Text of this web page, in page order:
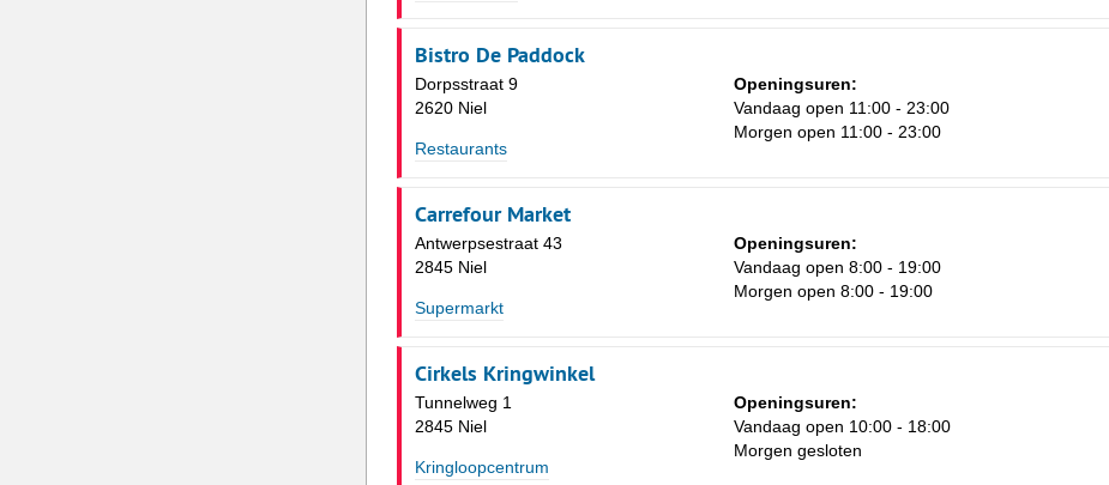
Bistro De Paddock
Dorpsstraat 9
2620 Niel
Restaurants
Openingsuren:
Vandaag open 11:00 - 23:00
Morgen open 11:00 - 23:00
Carrefour Market
Antwerpsestraat 43
2845 Niel
Supermarkt
Openingsuren:
Vandaag open 8:00 - 19:00
Morgen open 8:00 - 19:00
Cirkels Kringwinkel
Tunnelweg 1
2845 Niel
Kringloopcentrum
Openingsuren:
Vandaag open 10:00 - 18:00
Morgen gesloten